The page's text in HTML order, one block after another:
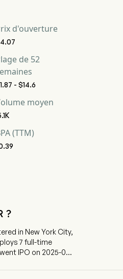
d'ouverture
de 52
- $14.6
moyen
(TTM)
?
in New York City,
7 full-time
IPO on 2025-04-